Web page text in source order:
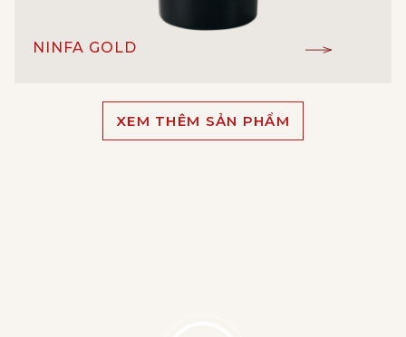
NINFA GOLD
Cabernet Sauvignon, Merlot,
Montepulciano, Syrah
XEM THÊM SẢN PHẨM